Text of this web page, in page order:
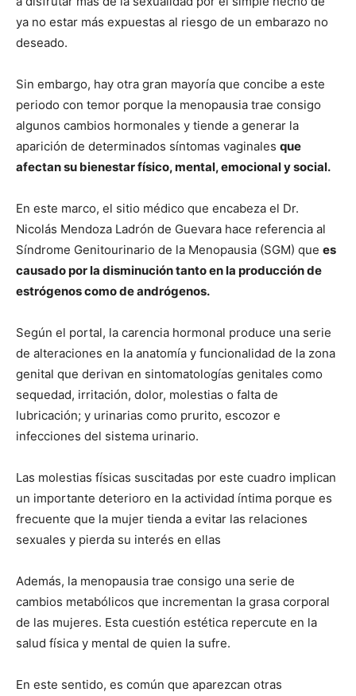
ya no estar más expuestas al riesgo de un embarazo no
deseado.
Sin embargo, hay otra gran mayoría que concibe a este
periodo con temor porque la menopausia trae consigo
algunos cambios hormonales y tiende a generar la
aparición de determinados síntomas vaginales que
afectan su bienestar físico, mental, emocional y social.
En este marco, el sitio médico que encabeza el Dr.
Nicolás Mendoza Ladrón de Guevara hace referencia al
Síndrome Genitourinario de la Menopausia (SGM) que es
causado por la disminución tanto en la producción de
estrógenos como de andrógenos.
Según el portal, la carencia hormonal produce una serie
de alteraciones en la anatomía y funcionalidad de la zona
genital que derivan en sintomatologías genitales como
sequedad, irritación, dolor, molestias o falta de
lubricación; y urinarias como prurito, escozor e
infecciones del sistema urinario.
Las molestias físicas suscitadas por este cuadro implican
un importante deterioro en la actividad íntima porque es
frecuente que la mujer tienda a evitar las relaciones
sexuales y pierda su interés en ellas
Además, la menopausia trae consigo una serie de
cambios metabólicos que incrementan la grasa corporal
de las mujeres. Esta cuestión estética repercute en la
salud física y mental de quien la sufre.
En este sentido, es común que aparezcan otras